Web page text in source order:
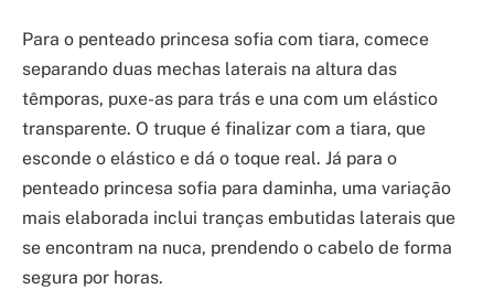
Para o penteado princesa sofia com tiara, comece
separando duas mechas laterais na altura das
têmporas, puxe-as para trás e una com um elástico
transparente. O truque é finalizar com a tiara, que
esconde o elástico e dá o toque real. Já para o
penteado princesa sofia para daminha, uma variação
mais elaborada inclui tranças embutidas laterais que
se encontram na nuca, prendendo o cabelo de forma
segura por horas.